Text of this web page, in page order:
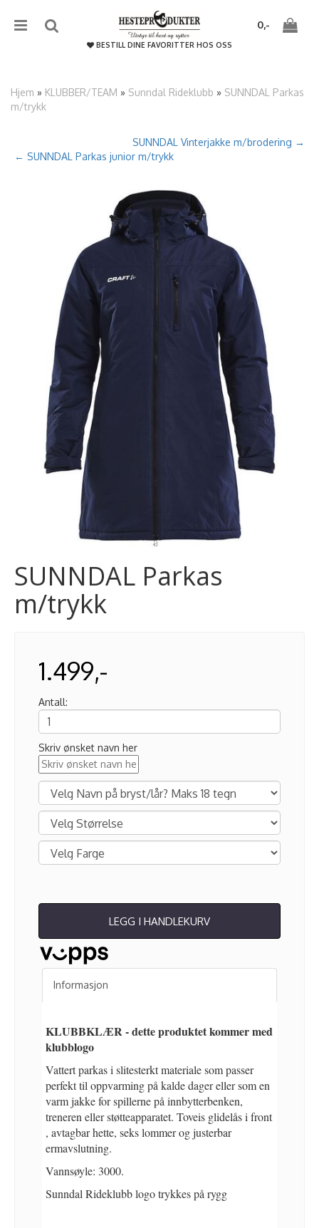
{/literal}����������
0,-
BESTILL DINE FAVORITTER HOS OSS
Hjem » KLUBBER/TEAM » Sunndal Rideklubb » SUNNDAL Parkas
m/trykk
SUNNDAL Vinterjakke m/brodering →
← SUNNDAL Parkas junior m/trykk
SUNNDAL Parkas
m/trykk
1.499,-
Antall:
Skriv ønsket navn her
LEGG I HANDLEKURV
Informasjon
KLUBBKLÆR - dette produktet kommer med
klubblogo
Vattert parkas i slitesterkt materiale som passer
perfekt til oppvarming på kalde dager eller som en
varm jakke for spillerne på innbytterbenken,
treneren eller støtteapparatet. Toveis glidelås i front
, avtagbar hette, seks lommer og justerbar
ermavslutning.
Vannsøyle: 3000.
Sunndal Rideklubb logo trykkes på rygg